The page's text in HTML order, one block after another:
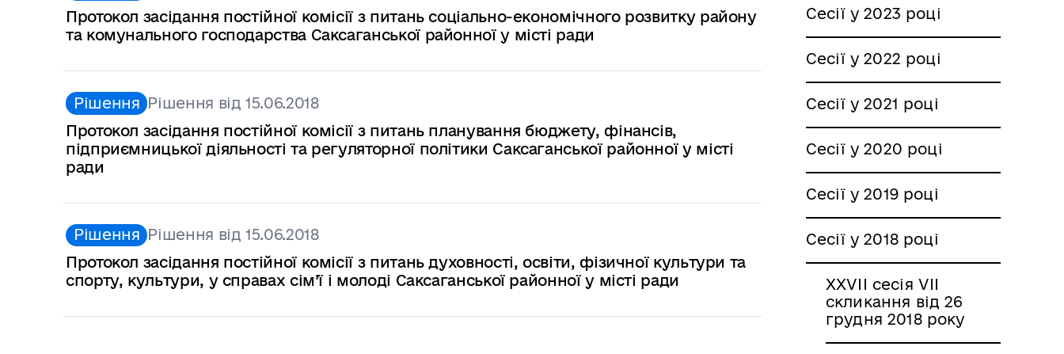
Протокол засідання постійної комісії з питань соціально-економічного розвитку району
та комунального господарства Саксаганської районної у місті ради
Рішення Рішення від 15.06.2018
Протокол засідання постійної комісії з питань планування бюджету, фінансів,
підприємницької діяльності та регуляторної політики Саксаганської районної у місті
ради
Рішення Рішення від 15.06.2018
Протокол засідання постійної комісії з питань духовності, освіти, фізичної культури та
спорту, культури, у справах сім’ї і молоді Саксаганської районної у місті ради
Сесії у 2023 році
Сесії у 2022 році
Сесії у 2021 році
Сесії у 2020 році
Сесії у 2019 році
Сесії у 2018 році
XXVII сесія VII
скликання від 26
грудня 2018 року